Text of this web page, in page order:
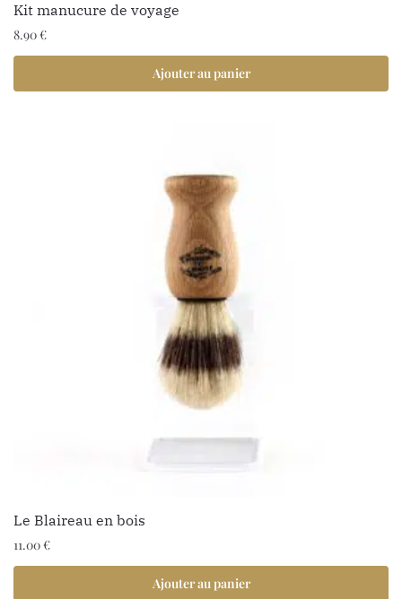
Kit manucure de voyage
8.90€
Ajouter au panier
Le Blaireau en bois
11.00€
Ajouter au panier